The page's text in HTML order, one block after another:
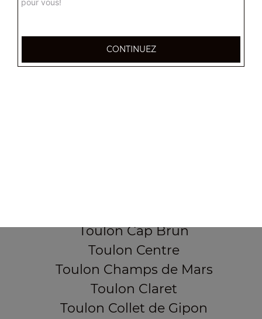
Toulon Cap Brun
Toulon Centre
Toulon Champs de Mars
Toulon Claret
Toulon Collet de Gipon
pour vous!
CONTINUEZ